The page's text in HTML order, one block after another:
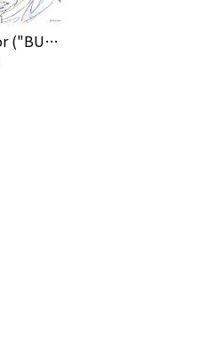
Glass Door ("BULLET/BULLET" Edition)